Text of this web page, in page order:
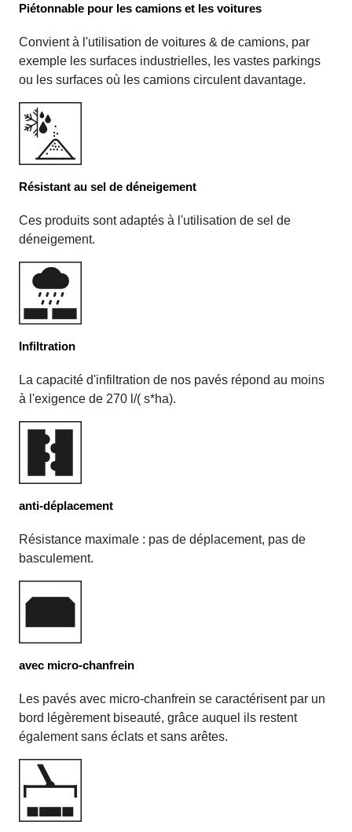
Piétonnable pour les camions et les voitures
Convient à l'utilisation de voitures & de camions, par
exemple les surfaces industrielles, les vastes parkings
ou les surfaces où les camions circulent davantage.
Résistant au sel de déneigement
Ces produits sont adaptés à l'utilisation de sel de
déneigement.
Infiltration
La capacité d'infiltration de nos pavés répond au moins
à l'exigence de 270 l/( s*ha).
anti-déplacement
Résistance maximale : pas de déplacement, pas de
basculement.
avec micro-chanfrein
Les pavés avec micro-chanfrein se caractérisent par un
bord légèrement biseauté, grâce auquel ils restent
également sans éclats et sans arêtes.